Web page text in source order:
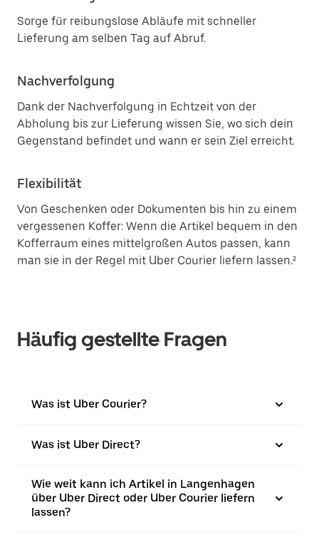
Sorge für reibungslose Abläufe mit schneller
Lieferung am selben Tag auf Abruf.
Nachverfolgung
Dank der Nachverfolgung in Echtzeit von der
Abholung bis zur Lieferung wissen Sie, wo sich dein
Gegenstand befindet und wann er sein Ziel erreicht.
Flexibilität
Von Geschenken oder Dokumenten bis hin zu einem
vergessenen Koffer: Wenn die Artikel bequem in den
Kofferraum eines mittelgroßen Autos passen, kann
man sie in der Regel mit Uber Courier liefern lassen.²
Häufig gestellte Fragen
Was ist Uber Courier?
Was ist Uber Direct?
Wie weit kann ich Artikel in Langenhagen
über Uber Direct oder Uber Courier liefern
lassen?